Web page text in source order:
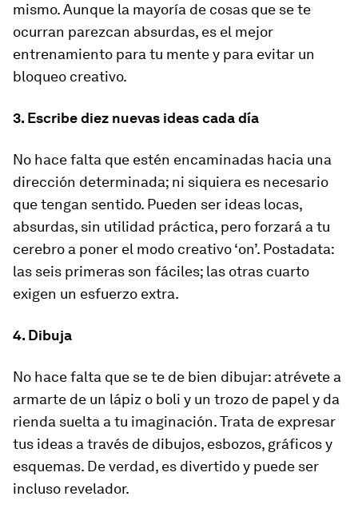
mismo. Aunque la mayoría de cosas que se te
ocurran parezcan absurdas, es el mejor
entrenamiento para tu mente y para evitar un
bloqueo creativo.
3. Escribe diez nuevas ideas cada día
No hace falta que estén encaminadas hacia una
dirección determinada; ni siquiera es necesario
que tengan sentido. Pueden ser ideas locas,
absurdas, sin utilidad práctica, pero forzará a tu
cerebro a poner el modo creativo ‘on’. Postadata:
las seis primeras son fáciles; las otras cuarto
exigen un esfuerzo extra.
4. Dibuja
No hace falta que se te de bien dibujar: atrévete a
armarte de un lápiz o boli y un trozo de papel y da
rienda suelta a tu imaginación. Trata de expresar
tus ideas a través de dibujos, esbozos, gráficos y
esquemas. De verdad, es divertido y puede ser
incluso revelador.